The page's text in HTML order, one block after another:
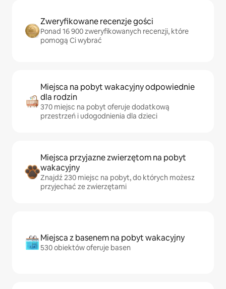
Zweryfikowane recenzje gości
Ponad 16 900 zweryfikowanych recenzji, które
pomogą Ci wybrać
Miejsca na pobyt wakacyjny odpowiednie
dla rodzin
370 miejsc na pobyt oferuje dodatkową
przestrzeń i udogodnienia dla dzieci
Miejsca przyjazne zwierzętom na pobyt
wakacyjny
Znajdź 230 miejsc na pobyt, do których możesz
przyjechać ze zwierzętami
Miejsca z basenem na pobyt wakacyjny
530 obiektów oferuje basen